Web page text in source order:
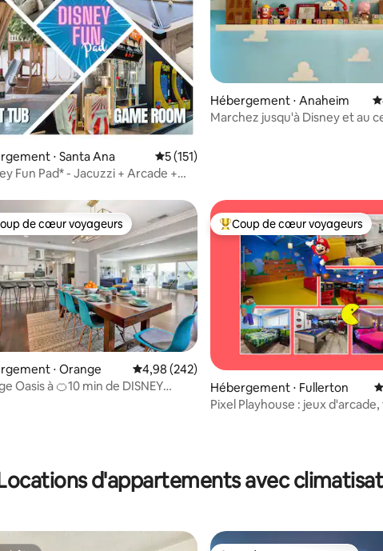
sur la base de 207 commentaires : 4,98 sur 5
⋅ Santa Ana Évaluation moyenne sur la base de 151
5 (151)
Fun Pad* - Jacuzzi + Arcade +
Hébergement ⋅ Anaheim
Marchez jusqu'à Disney et au
sur la base de 228 commentaires : 4,81 sur 5
de cœur voyageurs les plus appréciés
de cœur voyageurs
⋅ Orange Évaluation moyenne sur la base de 242
4,98 (242)
Oasis à 🍊10 min de DISNEY
Coups de cœur voyageurs les
Coup de cœur voyageurs
Hébergement ⋅ Fullerton
Pixel Playhouse : jeux
d'appartements avec